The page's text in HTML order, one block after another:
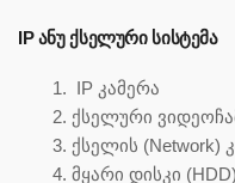
IP ᲐᲜᲣ ᲥᲡᲔᲚᲣᲠᲘ ᲡᲘᲡᲢᲔᲛᲐ
IP კამერა
ქსელური
ქსელის (Network)
მყარი დისკი (HDD)